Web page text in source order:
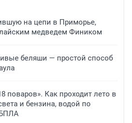
на цепи в Приморье,
медведем Фиником
беляши — простой способ
поваров». Как проходит лето в
и бензина, водой по